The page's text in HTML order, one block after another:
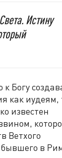
Истину
Богу
как иудеям,
известен
Ветхого
в